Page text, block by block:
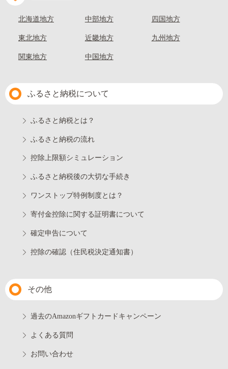
北海道地方
東北地方
関東地方
中部地方
近畿地方
中国地方
四国地方
九州地方
ふるさと納税について
ふるさと納税とは？
ふるさと納税の流れ
控除上限額シミュレーション
ふるさと納税後の大切な手続き
ワンストップ特例制度とは？
寄付金控除に関する証明書について
確定申告について
控除の確認（住民税決定通知書）
その他
過去のAmazonギフトカードキャンペーン
よくある質問
お問い合わせ